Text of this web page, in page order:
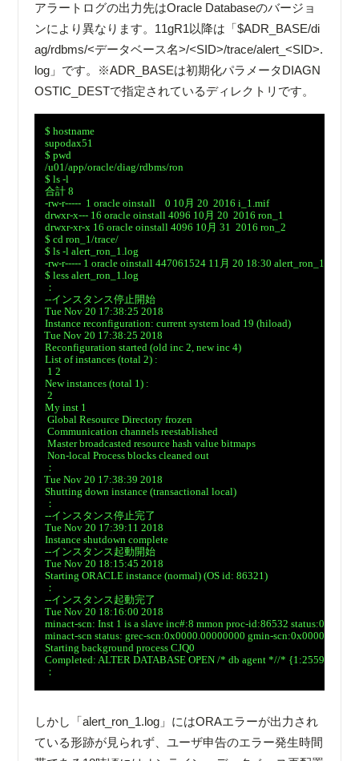
アラートログの出力先はOracle Databaseのバージョ
ンにより異なります。11gR1以降は「$ADR_BASE/di
ag/rdbms/<データベース名>/<SID>/trace/alert_<SID>.
log」です。※ADR_BASEは初期化パラメータDIAGN
OSTIC_DESTで指定されているディレクトリです。
$ hostname
supodax51
$ pwd
/u01/app/oracle/diag/rdbms/ron
$ ls -l
合計 8
-rw-r-----  1 oracle oinstall    0 10月 20  2016 i_1.mif
drwxr-x--- 16 oracle oinstall 4096 10月 20  2016 ron_1
drwxr-xr-x 16 oracle oinstall 4096 10月 31  2016 ron_2
$ cd ron_1/trace/
$ ls -l alert_ron_1.log
-rw-r----- 1 oracle oinstall 447061524 11月 20 18:30 alert_ron_1.log
$ less alert_ron_1.log
：
--インスタンス停止開始
Tue Nov 20 17:38:25 2018
Instance reconfiguration: current system load 19 (hiload)
Tue Nov 20 17:38:25 2018
Reconfiguration started (old inc 2, new inc 4)
List of instances (total 2) :
1 2
New instances (total 1) :
2
My inst 1
Global Resource Directory frozen
Communication channels reestablished
Master broadcasted resource hash value bitmaps
Non-local Process blocks cleaned out
：
Tue Nov 20 17:38:39 2018
Shutting down instance (transactional local)
：
--インスタンス停止完了
Tue Nov 20 17:39:11 2018
Instance shutdown complete
--インスタンス起動開始
Tue Nov 20 18:15:45 2018
Starting ORACLE instance (normal) (OS id: 86321)
：
--インスタンス起動完了
Tue Nov 20 18:16:00 2018
minact-scn: Inst 1 is a slave inc#:8 mmon proc-id:86532 status:0x2
minact-scn status: grec-scn:0x0000.00000000 gmin-
Starting background process CJQ0
Completed: ALTER DATABASE OPEN /* db agent *//*
：
しかし「alert_ron_1.log」にはORAエラーが出力され
ている形跡が見られず、ユーザ申告のエラー発生時間